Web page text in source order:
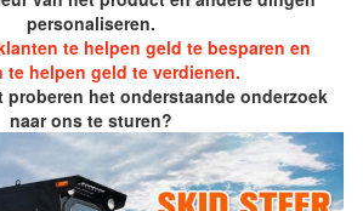
personaliseren.
te helpen geld te besparen en
te helpen geld te verdienen.
proberen het onderstaande onderzoek
naar ons te sturen?